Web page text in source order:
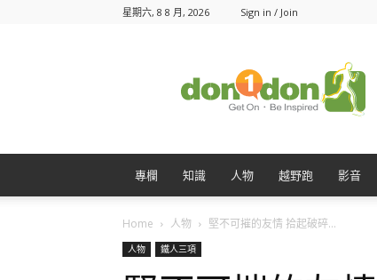
星期六, 8 8 月, 2026 Sign in / Join
專欄 知識 人物 越野跑 影音
Home 人物 堅不可摧的友情 拾起破碎...
人物 鐵人三項